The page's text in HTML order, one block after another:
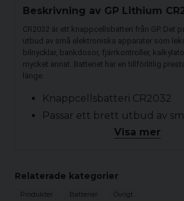
Beskrivning av GP Lithium
CR2032 är ett knappcellsbatteri från GP. Det
utbud av små elektroniska apparater som
bilnycklar, bankdosor, fjärrkontroller,
mycket annat. Batteriet har en tillförlitlig
länge.
Knappcellsbatteri CR2032
Passar ett brett utbud av
elektroniska apparater
Visa mer
Relaterade kategorier
Produkter Batterier Övrigt